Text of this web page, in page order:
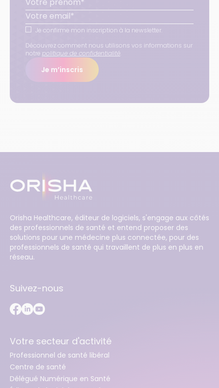
Je confirme mon inscription à la newsletter.
Découvrez comment nous utilisons vos informations sur
notre politique de confidentialité
Je m’inscris
Orisha Healthcare, éditeur de logiciels, s'engage aux côtés
des professionnels de santé et entend proposer des
solutions pour une médecine plus connectée, pour des
professionnels de santé qui travaillent de plus en plus en
réseau.
Suivez-nous
Votre secteur d'activité
Professionnel de santé libéral
Centre de santé
Délégué Numérique en Santé